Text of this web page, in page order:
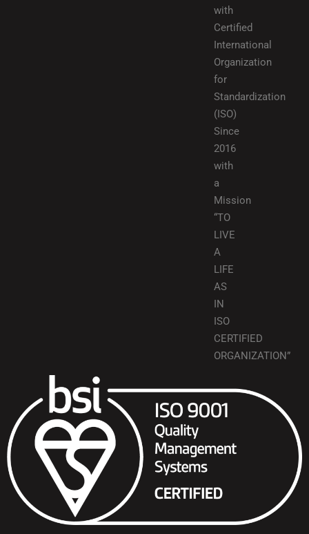
with
Certified
International
Organization
for
Standardization
(ISO)
Since
2016
with
a
Mission
“TO
LIVE
A
LIFE
AS
IN
ISO
CERTIFIED
ORGANIZATION”